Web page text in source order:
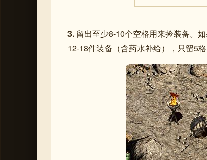
3. 留出至少8-10个空格用来捡装备。
12-18件装备（含药水补给），只留5